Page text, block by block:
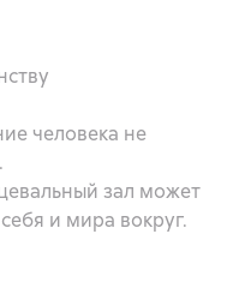
человека не
зал может
и мира вокруг.